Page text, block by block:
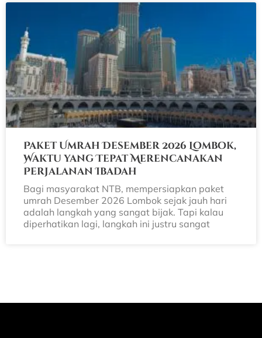
Paket Umrah Desember 2026 Lombok,
Waktu yang Tepat Merencanakan
Perjalanan Ibadah
Bagi masyarakat NTB, mempersiapkan paket
umrah Desember 2026 Lombok sejak jauh hari
adalah langkah yang sangat bijak. Tapi kalau
diperhatikan lagi, langkah ini justru sangat